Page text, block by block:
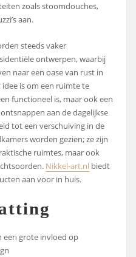
zoals stoomdouches,
aan.
steeds vaker
ontwerpen, waarbij
naar een oase van rust in
is om een ruimte te
functioneel is, maar ook een
aan de dagelijkse
tot een verschuiving in de
worden gezien; ze zijn
ruimtes, maar ook
Nikkel-art.nl biedt
aan voor in huis.
een grote invloed op